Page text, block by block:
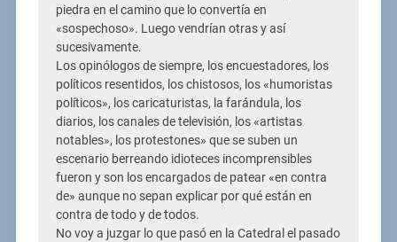
piedra en el camino que lo convertía en
«sospechoso». Luego vendrían otras y así
sucesivamente.
Los opinólogos de siempre, los encuestadores, los
políticos resentidos, los chistosos, los «humoristas
políticos», los caricaturistas, la farándula, los
diarios, los canales de televisión, los «artistas
notables», los protestones» que se suben un
escenario berreando idioteces incomprensibles
fueron y son los encargados de patear «en contra
de» aunque no sepan explicar por qué están en
contra de todo y de todos.
No voy a juzgar lo que pasó en la Catedral el pasado